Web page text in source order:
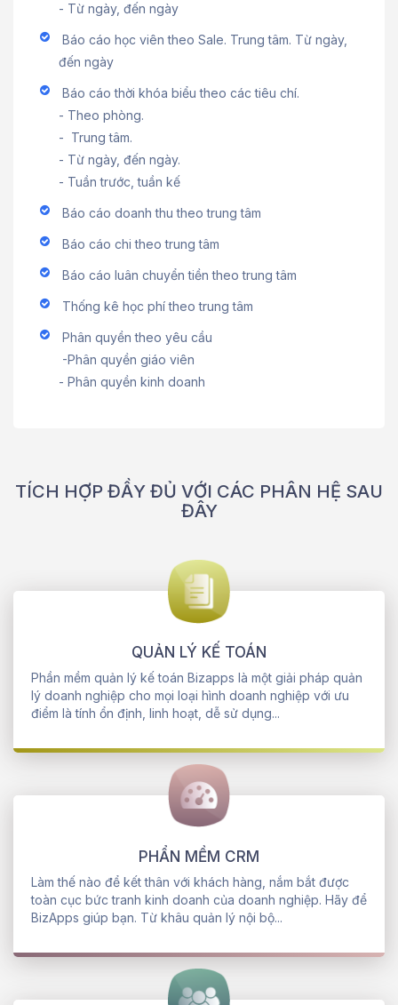
- Từ ngày, đến ngày
Báo cáo học viên theo Sale. Trung tâm. Từ ngày,
đến ngày
Báo cáo thời khóa biểu theo các tiêu chí.
- Theo phòng.
- Trung tâm.
- Từ ngày, đến ngày.
- Tuần trước, tuần kế
Báo cáo doanh thu theo trung tâm
Báo cáo chi theo trung tâm
Báo cáo luân chuyển tiền theo trung tâm
Thống kê học phí theo trung tâm
Phân quyền theo yêu cầu
-Phân quyền giáo viên
- Phân quyền kinh doanh
TÍCH HỢP ĐẦY ĐỦ VỚI CÁC PHÂN HỆ SAU
ĐÂY
QUẢN LÝ KẾ TOÁN
Phần mềm quản lý kế toán Bizapps là một giải pháp quản
lý doanh nghiệp cho mọi loại hình doanh nghiệp với ưu
điểm là tính ổn định, linh hoạt, dễ sử dụng...
PHẨN MỀM CRM
Làm thế nào để kết thân với khách hàng, nắm bắt được
toàn cục bức tranh kinh doanh của doanh nghiệp. Hãy để
BizApps giúp bạn. Từ khâu quản lý nội bộ...